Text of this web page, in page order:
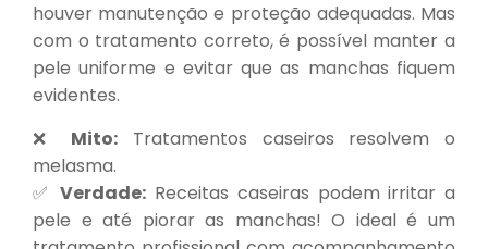
houver manutenção e proteção adequadas. Mas
com o tratamento correto, é possível manter a
pele uniforme e evitar que as manchas fiquem
evidentes.
❌ Mito: Tratamentos caseiros resolvem o
melasma.
✅Verdade: Receitas caseiras podem irritar a
pele e até piorar as manchas! O ideal é um